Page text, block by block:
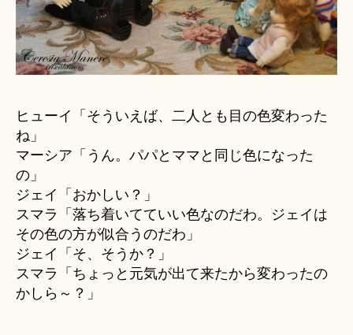
ヒューイ「そういえば、二人とも目の色変わった
ね」
マーシア「うん。パパとママと同じ色になった
の」
ジェイ「おかしい？」
スマラ「落ち着いてていい色なのだわ。ジェイは
その色の方が似合うのだわ」
ジェイ「そ、そうか？」
スマラ「ちょっと元気が出て来たから変わったの
かしら～？」